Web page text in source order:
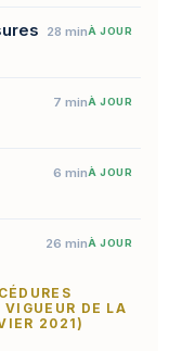
28 minÀ JOUR
7 minÀ JOUR
6 minÀ JOUR
26 minÀ JOUR
VIGUEUR DE LA
2021)